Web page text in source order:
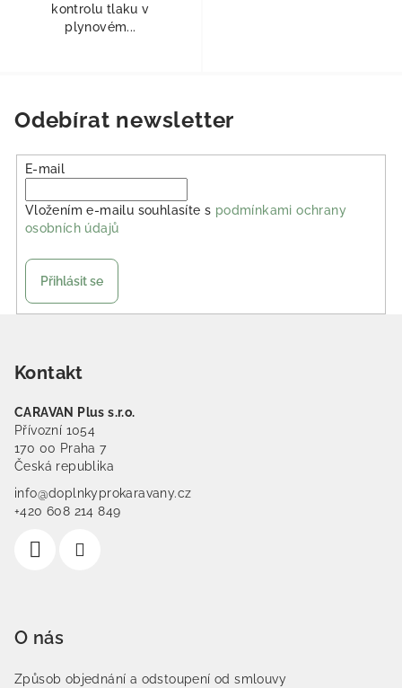
kontrolu tlaku v
plynovém...
Odebírat newsletter
E-mail
Vložením e-mailu souhlasíte s podmínkami ochrany
osobních údajů
Přihlásit se
Kontakt
CARAVAN Plus s.r.o.
Přívozní 1054
170 00 Praha 7
Česká republika
info@doplnkyprokaravany.cz
+420 608 214 849
O nás
Způsob objednání a odstoupení od smlouvy